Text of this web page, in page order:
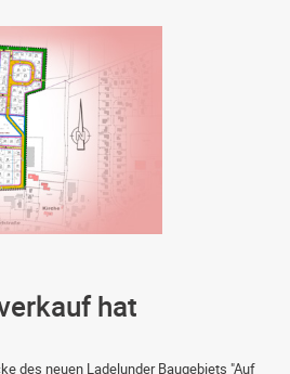
hat
des neuen Ladelunder Baugebiets "Auf